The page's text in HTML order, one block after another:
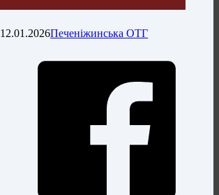
12.01.2026Печеніжинська ОТГ